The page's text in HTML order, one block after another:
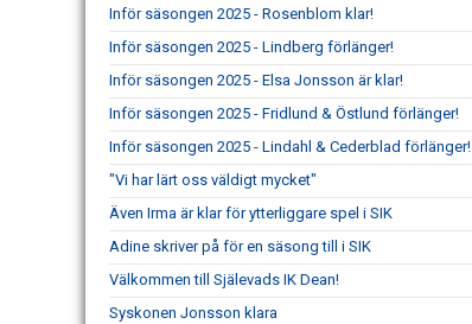
Inför säsongen 2025 - Rosenblom klar!
Inför säsongen 2025 - Lindberg förlänger!
Inför säsongen 2025 - Elsa Jonsson är klar!
Inför säsongen 2025 - Fridlund & Östlund förlänger!
Inför säsongen 2025 - Lindahl & Cederblad förlänger!
"Vi har lärt oss väldigt mycket"
Även Irma är klar för ytterliggare spel i SIK
Adine skriver på för en säsong till i SIK
Välkommen till Själevads IK Dean!
Syskonen Jonsson klara